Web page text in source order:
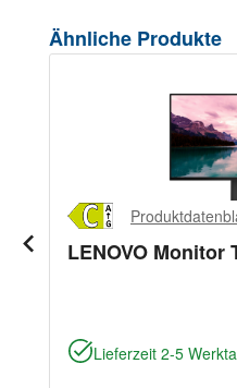
Produktgalerie
Ähnliche Produkte
LENOVO Monitor
Lieferzeit 2-5